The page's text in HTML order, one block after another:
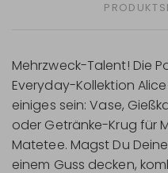
Mehrzweck-Talent! Die
Everyday-Kollektion
einiges sein: Vase,
oder Getränke-Krug für
Matetee. Magst Du
einem Guss decken,